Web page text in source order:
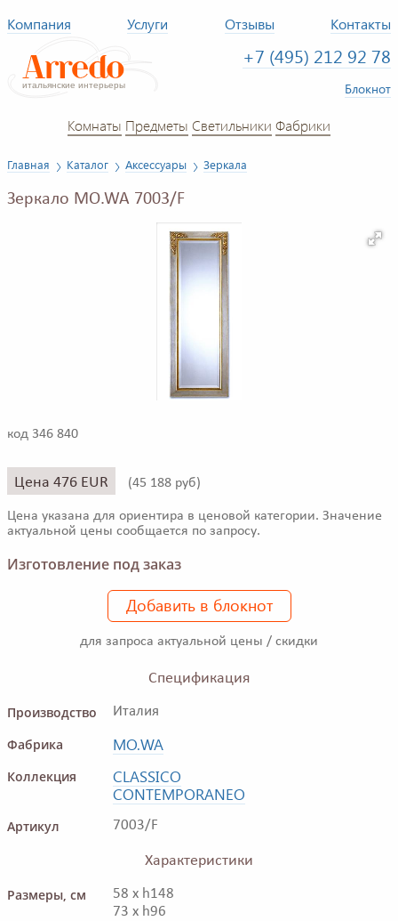
Компания Услуги Отзывы Контакты
+7 (495) 212 92 78
Блокнот
Комнаты Предметы Светильники Фабрики
Главная Каталог Аксессуары Зеркала
Зеркало MO.WA 7003/F
код 346 840
Цена 476 EUR (45 188 руб)
Цена указана для ориентира в ценовой категории. Значение
актуальной цены сообщается по запросу.
Изготовление под заказ
Добавить в блокнот
для запроса актуальной цены / скидки
Спецификация
Производство
Италия
Фабрика MO.WA
Коллекция
CLASSICO
CONTEMPORANEO
Артикул 7003/F
Характеристики
Размеры, см
58 x h148
73 x h96